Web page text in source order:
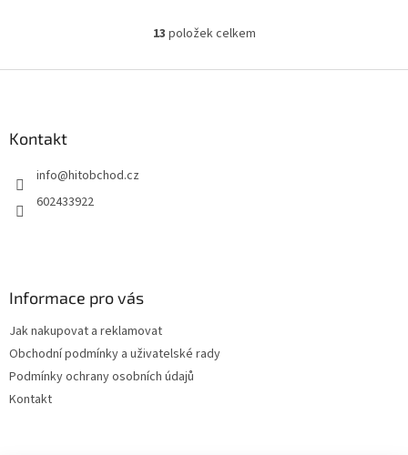
O
l
u
13 položek celkem
Kontakt
info@hitobchod.cz
602433922
Informace pro vás
Jak nakupovat a reklamovat
Obchodní podmínky a uživatelské rady
Podmínky ochrany osobních údajů
Kontakt